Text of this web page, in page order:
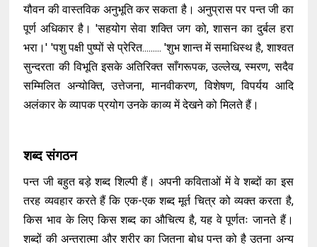
यौवन की वास्तविक अनुभूति कर सकता है। अनुप्रास पर पन्त जी का
पूर्ण अधिकार है। 'सहयोग सेवा शक्ति जग को, शासन का दुर्बल हरा
भरा।' 'पशु पक्षी पुष्पों से प्रेरित......... 'शुभ शान्त में समाधिस्थ है, शाश्वत
सुन्दरता की विभूति इसके अतिरिक्त साँगरूपक, उल्लेख, स्मरण, सदैव
सम्मिलित अन्योक्ति, उत्तेजना, मानवीकरण, विशेषण, विपर्यय आदि
अलंकार के व्यापक प्रयोग उनके काव्य में देखने को मिलते हैं।
शब्द संगठन
पन्त जी बहुत बड़े शब्द शिल्पी हैं। अपनी कविताओं में वे शब्दों का इस
तरह व्यवहार करते हैं कि एक-एक शब्द मूर्त चित्र को व्यक्त करता है,
किस भाव के लिए किस शब्द का औचित्य है, यह वे पूर्णतः जानते हैं।
शब्दों की अन्तरात्मा और शरीर का जितना बोध पन्त को है उतना अन्य